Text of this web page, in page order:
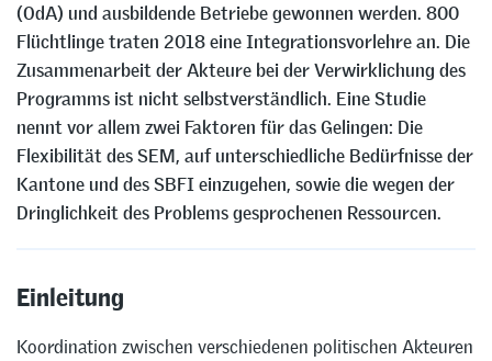
(OdA) und ausbildende Betriebe gewonnen werden. 800
Flüchtlinge traten 2018 eine Integrationsvorlehre an. Die
Zusammenarbeit der Akteure bei der Verwirklichung des
Programms ist nicht selbstverständlich. Eine Studie
nennt vor allem zwei Faktoren für das Gelingen: Die
Flexibilität des SEM, auf unterschiedliche Bedürfnisse der
Kantone und des SBFI einzugehen, sowie die wegen der
Dringlichkeit des Problems gesprochenen Ressourcen.
Einleitung
Koordination zwischen verschiedenen politischen Akteuren